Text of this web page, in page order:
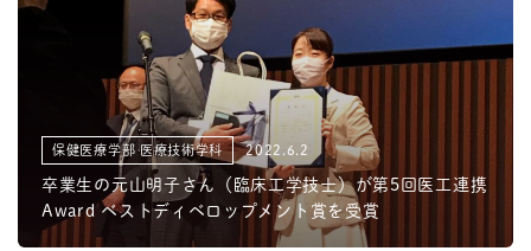
保健医療学部 医療技術学科 2022.6.2
卒業生の元山明子さん（臨床工学技士）が第5回医工連携
Award ベストディベロップメント賞を受賞